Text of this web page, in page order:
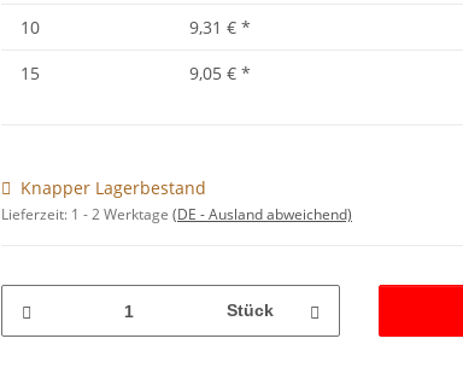
10
9,31 € *
15
9,05 € *
Knapper Lagerbestand
Lieferzeit: 1 - 2 Werktage (DE - Ausland abweichend)
Stück